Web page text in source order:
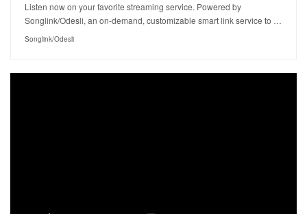
Listen now on your favorite streaming service. Powered by
Songlink/Odesli, an on-demand, customizable smart link service to …
Songlink/Odesli